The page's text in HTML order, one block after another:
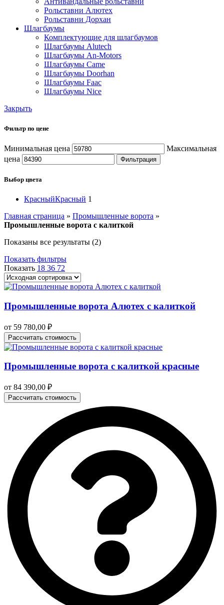
Рольставни Алютех
Рольставни Дорхан
Шлагбаумы
Комплектующие для шлагбаумов
Шлагбаумы Alutech
Шлагбаумы An-Motors
Шлагбаумы Came
Шлагбаумы Doorhan
Шлагбаумы Faac
Шлагбаумы Nice
Закрыть
Фильтр по цене
Минимальная цена
Максимальная
цена
Фильтрация
Выбор цвета
КрасныйКрасный 1
Главная страница » Промышленные ворота »
Промышленные ворота с калиткой
Показаны все результаты (2)
Показать фильтры
Показать 18 36 72
Промышленные ворота Алютех с калиткой
от 59 780,00 ₽
Рассчитать стоимость
Промышленные ворота с калиткой красные
от 84 390,00 ₽
Рассчитать стоимость